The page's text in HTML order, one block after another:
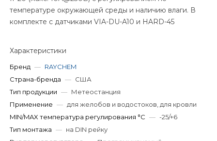
температуре окружающей среды и наличию влаги. В
комплекте с датчиками VIA-DU-A10 и HARD-45
Характеристики
Бренд — RAYCHEM
Страна-бренда — США
Тип продукции — Метеостанция
Применение — для желобов и водостоков, для кровли
MIN/MAX температура регулирования °С — -25/+6
Тип монтажа — на DIN рейку